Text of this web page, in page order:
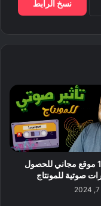
نسخ الرابط
افضل 16 موقع مجاني للحصول
صوتية للمونتاج